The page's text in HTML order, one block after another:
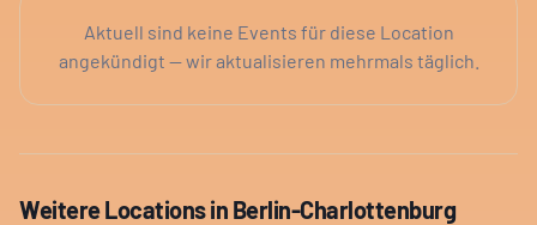
Aktuell sind keine Events für diese Location
angekündigt — wir aktualisieren mehrmals täglich.
Weitere Locations in Berlin-Charlottenburg